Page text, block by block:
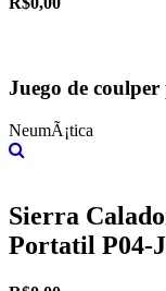
Juego de
NeumÃ¡tica
Sierra
Portatil P04-